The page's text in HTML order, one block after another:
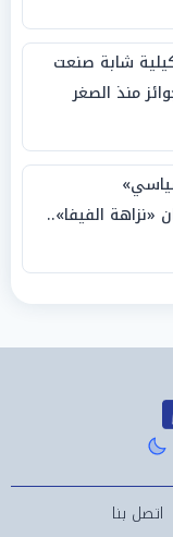
شابة صنعت
منذ الصغر
«نزاهة الفيفا»..
اتصل بنا